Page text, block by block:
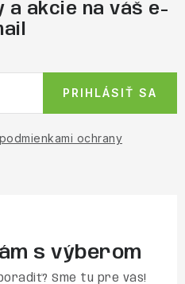
a akcie na váš e-
podmienkami ochrany
PRIHLÁSIŤ SA
s výberom
Sme tu pre vás!